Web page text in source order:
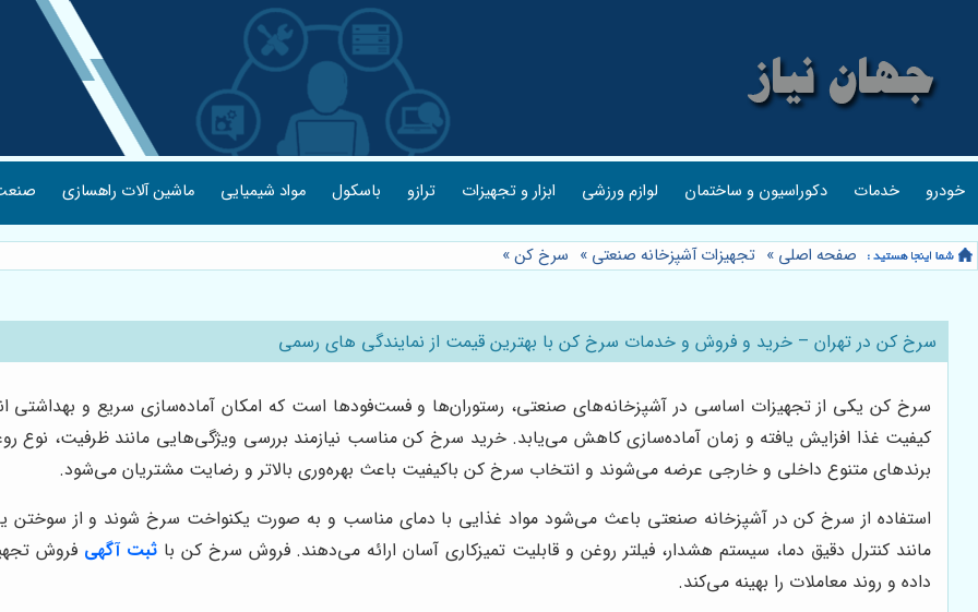
خودرو خدمات دکوراسیون و ساختمان لوازم ورزشی ابزار و تجهیزات ترازو باسکول مواد شیمیایی ماشین آلات راهسازی
صفحه اصلی » تجهیزات آشپزخانه صنعتی » سرخ کن»
سرخ کن در تهران – خرید و فروش و خدمات سرخ کن با بهترین قیمت از نمایندگی های رسمی
سرخ کن یکی از تجهیزات اساسی در آشپزخانه‌های صنعتی، رستوران‌ها و فست‌فودها است که امکان آماده‌سازی سریع و بهداشتی
کیفیت غذا افزایش یافته و زمان آماده‌سازی کاهش می‌یابد. خرید سرخ کن مناسب نیازمند بررسی ویژگی‌هایی مانند ظرفیت، نوع
برندهای متنوع داخلی و خارجی عرضه می‌شوند و انتخاب سرخ کن باکیفیت باعث بهره‌وری بالاتر و رضایت مشتریان می‌شود.
استفاده از سرخ کن در آشپزخانه صنعتی باعث می‌شود مواد غذایی با دمای مناسب و به صورت یکنواخت سرخ شوند و از سوختن
مانند کنترل دقیق دما، سیستم هشدار، فیلتر روغن و قابلیت تمیزکاری آسان ارائه می‌دهند. فروش سرخ کن باثبت آگهی فروش
داده و روند معاملات را بهینه می‌کند.